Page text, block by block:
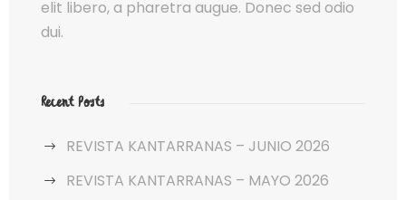
elit libero, a pharetra augue. Donec sed odio
dui.
Recent Posts
REVISTA KANTARRANAS – JUNIO 2026
REVISTA KANTARRANAS – MAYO 2026